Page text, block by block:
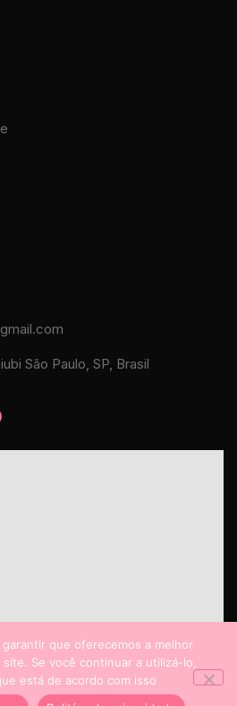
São Paulo, SP, Brasil
que oferecemos a melhor
Se você continuar a utilizá-lo,
está de acordo com isso